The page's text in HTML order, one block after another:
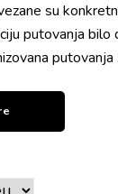
su
putovanja bilo